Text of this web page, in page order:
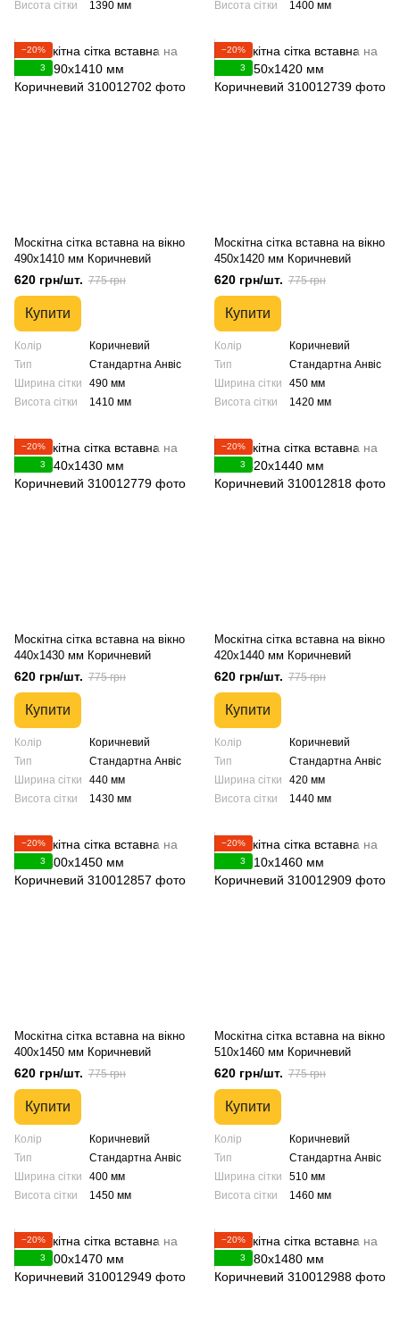
Висота сітки
1390 мм
Висота сітки
1400 мм
−20%
3
Москітна сітка вставна на вікно
490х1410 мм Коричневий
620 грн/шт. 775 грн
Купити
Колір
Коричневий
Тип
Стандартна Анвіс
Ширина сітки
490 мм
Висота сітки
1410 мм
−20%
3
Москітна сітка вставна на вікно
450х1420 мм Коричневий
620 грн/шт. 775 грн
Купити
Колір
Коричневий
Тип
Стандартна Анвіс
Ширина сітки
450 мм
Висота сітки
1420 мм
−20%
3
Москітна сітка вставна на вікно
440х1430 мм Коричневий
620 грн/шт. 775 грн
Купити
Колір
Коричневий
Тип
Стандартна Анвіс
Ширина сітки
440 мм
Висота сітки
1430 мм
−20%
3
Москітна сітка вставна на вікно
420х1440 мм Коричневий
620 грн/шт. 775 грн
Купити
Колір
Коричневий
Тип
Стандартна Анвіс
Ширина сітки
420 мм
Висота сітки
1440 мм
−20%
3
Москітна сітка вставна на вікно
400х1450 мм Коричневий
620 грн/шт. 775 грн
Купити
Колір
Коричневий
Тип
Стандартна Анвіс
Ширина сітки
400 мм
Висота сітки
1450 мм
−20%
3
Москітна сітка вставна на вікно
510х1460 мм Коричневий
620 грн/шт. 775 грн
Купити
Колір
Коричневий
Тип
Стандартна Анвіс
Ширина сітки
510 мм
Висота сітки
1460 мм
−20%
3
−20%
3